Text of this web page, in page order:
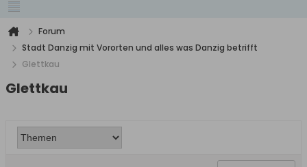
Forum
Stadt Danzig mit Vororten und alles was Danzig betrifft
Glettkau
Glettkau